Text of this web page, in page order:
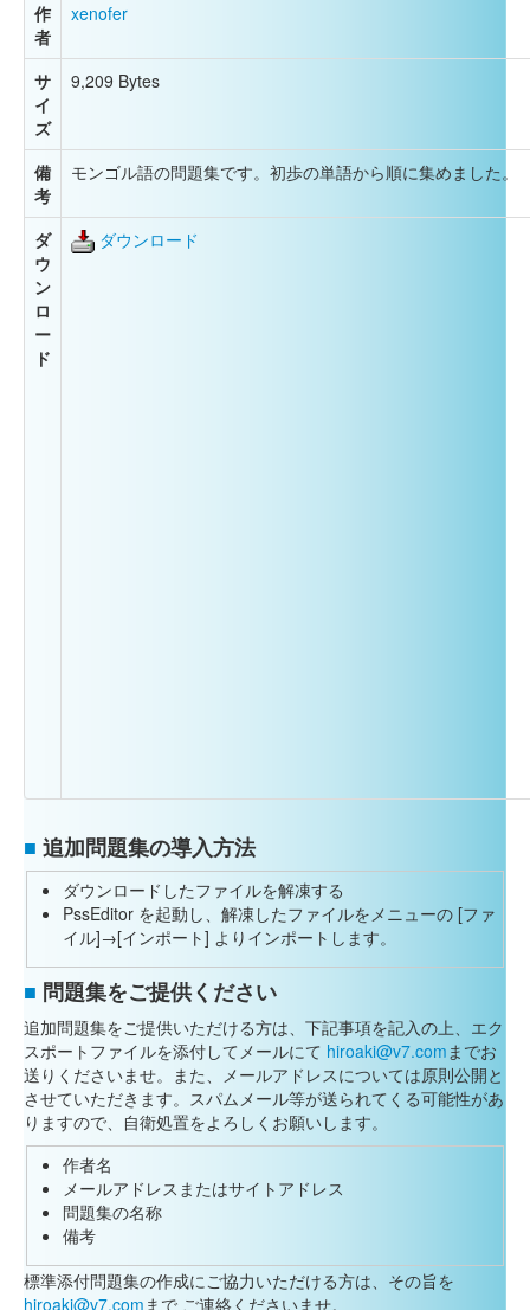
作
者
xenofer
サ
イ
ズ
9,209 Bytes
備
考
モンゴル語の問題集です。初歩の単語から順に集めました。
ダ
ウ
ン
ロ
ー
ド
ダウンロード
■ 追加問題集の導入方法
ダウンロードしたファイルを解凍する
PssEditor を起動し、解凍したファイルをメニューの [ファ
イル]→[インポート] よりインポートします。
■ 問題集をご提供ください
追加問題集をご提供いただける方は、下記事項を記入の上、エク
スポートファイルを添付してメールにて hiroaki@v7.comまでお
送りくださいませ。また、メールアドレスについては原則公開と
させていただきます。スパムメール等が送られてくる可能性があ
りますので、自衛処置をよろしくお願いします。
作者名
メールアドレスまたはサイトアドレス
問題集の名称
備考
標準添付問題集の作成にご協力いただける方は、その旨を
hiroaki@v7.com まで ご連絡くださいませ。